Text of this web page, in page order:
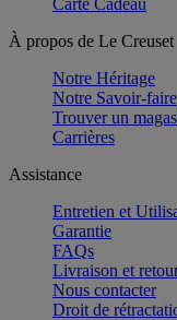
À propos de Le Creuset
Notre Héritage
Notre Savoir-faire
Trouver un
Carrières
Assistance
Entretien et
Garantie
FAQs
Livraison et
Nous contacter
Droit de